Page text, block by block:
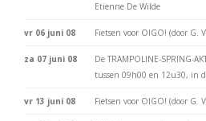
Etienne De Wilde
vr 06 juni 08 Fietsen voor OIGO! (door G.
za 07 juni 08
De TRAMPOLINE-SPRING-
tussen 09h00 en 12u30, in
vr 13 juni 08 Fietsen voor OIGO! (door G.